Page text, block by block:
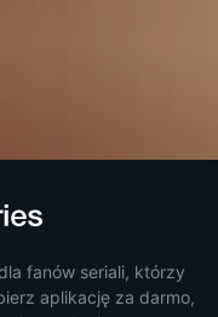
fanów seriali, którzy
aplikację za darmo,